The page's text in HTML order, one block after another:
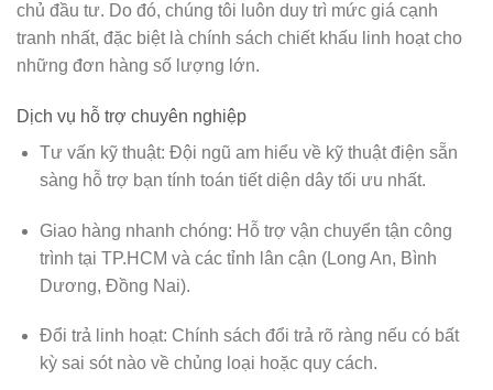
chủ đầu tư. Do đó, chúng tôi luôn duy trì mức giá cạnh
tranh nhất, đặc biệt là chính sách chiết khấu linh hoạt cho
những đơn hàng số lượng lớn.
Dịch vụ hỗ trợ chuyên nghiệp
Tư vấn kỹ thuật: Đội ngũ am hiểu về kỹ thuật điện sẵn
sàng hỗ trợ bạn tính toán tiết diện dây tối ưu nhất.
Giao hàng nhanh chóng: Hỗ trợ vận chuyển tận công
trình tại TP.HCM và các tỉnh lân cận (Long An, Bình
Dương, Đồng Nai).
Đổi trả linh hoạt: Chính sách đổi trả rõ ràng nếu có bất
kỳ sai sót nào về chủng loại hoặc quy cách.